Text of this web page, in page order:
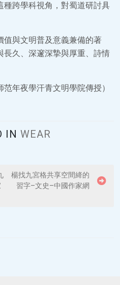
種跨學科視角，對蜀道研討具
值與文明普及意義兼備的著
長久、深邃深摯與厚重、詩情
范年夜學汗青文明學院傳授）
IN WEAR
楊找九宮格共享空間絳的
習字–文史–中國作家網